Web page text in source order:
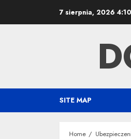
7 sierpnia, 2026
SITE MAP
Home